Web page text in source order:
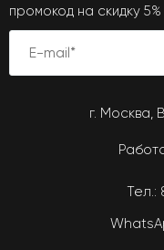
промокод на скидку 5%
г. Москва,
Тел.: